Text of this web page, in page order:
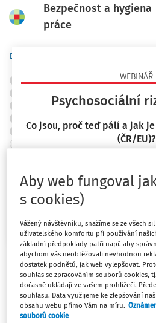
Bezpečnost a hygiena
práce
WEBINÁŘ
Psychosociální
Co jsou, proč teď pálí a jak
(ČR/EU)?
Mgr. Lucie
Domů
OBJEKTY A PRACOVIŠTĚ
POŽÁRNÍ OCHRANA A PROTIVÝBUCHOVÁ
ZNAČKY A ZNAČENÍ
TLAKOVÁ A
CHEMICKÉ LÁTKY
OCHRANA ZDRAVÍ
Krajský soud v Plzni
Vydáno:30. 3. 2016
Související dokumenty (1)
Máte
Tento
Aby web fungoval
s cookies)
Vážený návštěvníku, snažíme se ze všech
uživatelského komfortu při používání
základní předpoklady patří např. aby
abychom vás neobtěžovali nevhodnou
dostatek podnětů, jak web vylepšovat.
souhlas se zpracováním souborů cookies,
dočasně ukládají ve vašem prohlížeči.
souhlasu. Data využijeme ke zlepšování
obsahu webu přímo Vám na míru.
souborů cookie